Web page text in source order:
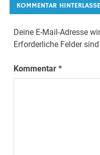
KOMMENTAR
Deine E-Mail-Adresse
Erforderliche Felder
Kommentar*